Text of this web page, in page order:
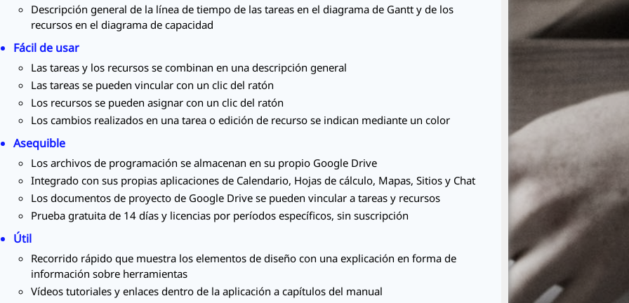
Descripción general de la línea de tiempo de las tareas en el diagrama de Gantt y de los
recursos en el diagrama de capacidad
Fácil de usar
Las tareas y los recursos se combinan en una descripción general
Las tareas se pueden vincular con un clic del ratón
Los recursos se pueden asignar con un clic del ratón
Los cambios realizados en una tarea o edición de recurso se indican mediante un color
Asequible
Los archivos de programación se almacenan en su propio Google Drive
Integrado con sus propias aplicaciones de Calendario, Hojas de cálculo, Mapas, Sitios y Chat
Los documentos de proyecto de Google Drive se pueden vincular a tareas y recursos
Prueba gratuita de 14 días y licencias por períodos específicos, sin suscripción
Útil
Recorrido rápido que muestra los elementos de diseño con una explicación en forma de
información sobre herramientas
Vídeos tutoriales y enlaces dentro de la aplicación a capítulos del manual